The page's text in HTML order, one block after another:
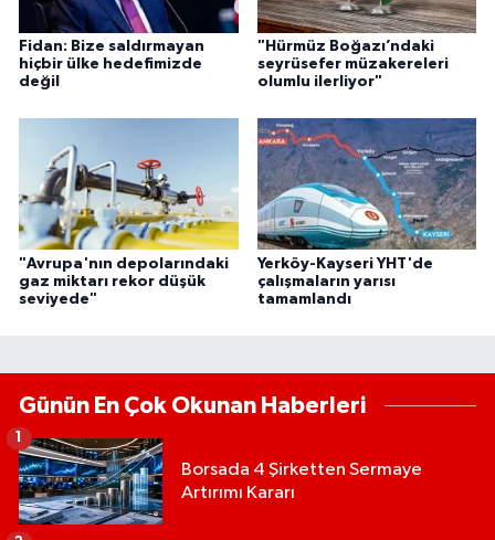
Fidan: Bize saldırmayan
hiçbir ülke hedefimizde
değil
"Hürmüz Boğazı’ndaki
seyrüsefer müzakereleri
olumlu ilerliyor"
"Avrupa'nın depolarındaki
gaz miktarı rekor düşük
seviyede"
Yerköy-Kayseri YHT'de
çalışmaların yarısı
tamamlandı
Günün En Çok Okunan Haberleri
Borsada 4 Şirketten Sermaye
Artırımı Kararı